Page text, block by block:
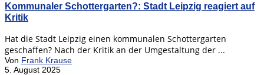
Kommunaler Schottergarten?: Stadt Leipzig reagiert auf
Kritik
Hat die Stadt Leipzig einen kommunalen Schottergarten
geschaffen? Nach der Kritik an der Umgestaltung der ...
Von Frank Krause
5. August 2025